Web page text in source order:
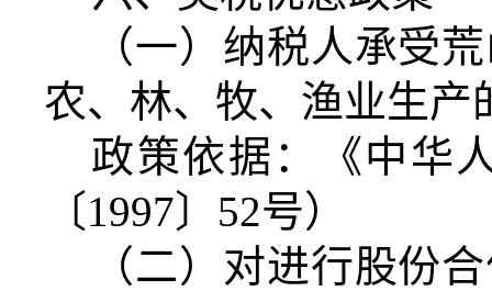
（一）纳税人承受
农、林、牧、渔业生产
政策依据：《中华
〔1997〕52号）
（二）对进行股份